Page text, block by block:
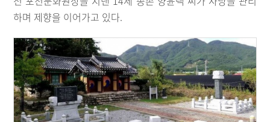
하며 제향을 이어가고 있다.